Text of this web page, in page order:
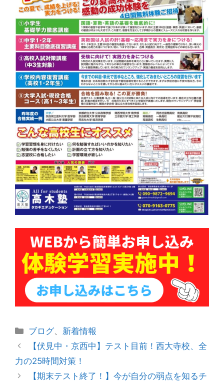
カ
テ
リ
ー
ブログ、 新着情報
投
稿
【伏見中・京西中】テスト目前！西大寺校、全
力の25時間対策！
【期末テスト終了！】今が自分の弱点を知るチ